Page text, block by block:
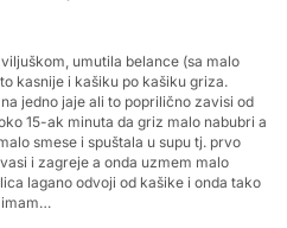
umutila belance (sa malo
kasnije i kašiku po kašiku griza.
jedno jaje ali to poprilično zavisi od
15-ak minuta da griz malo nabubri a
smese i spuštala u supu tj. prvo
i zagreje a onda uzmem malo
lagano odvoji od kašike i onda tako
imam…